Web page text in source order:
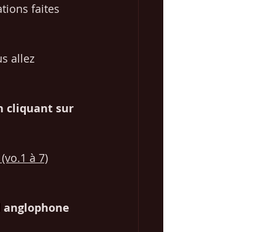
faites
allez
cliquant sur
(vo.1 à 7)
anglophone